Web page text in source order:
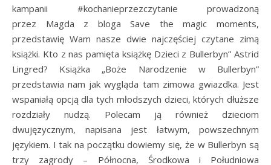
kampanii #kochanieprzezczytanie prowadzoną
przez Magda z bloga Save the magic moments,
przedstawię Wam nasze dwie najczęściej czytane zimą
książki. Kto z nas pamięta książkę Dzieci z Bullerbyn” Astrid
Lingred? Książka „Boże Narodzenie w Bullerbyn”
przedstawia nam jak wygląda tam zimowa gwiazdka. Jest
wspaniałą opcją dla tych młodszych dzieci, których dłuższe
rozdziały nudzą. Polecam ją również dzieciom
dwujęzycznym, napisana jest łatwym, powszechnym
językiem. I tak na początku dowiemy się, że w Bullerbyn są
trzy zagrody – Północna, Środkowa i Południowa